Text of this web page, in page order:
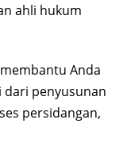
ahli hukum
Anda
penyusunan
persidangan,